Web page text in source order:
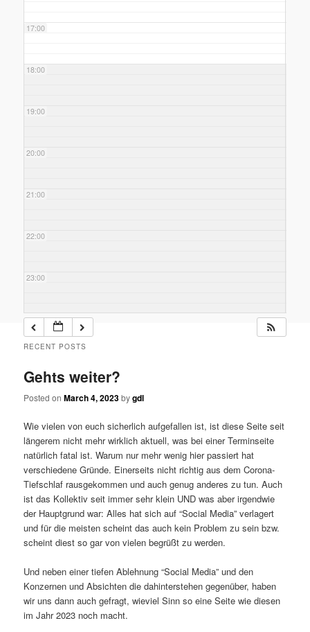
17:00
18:00
19:00
20:00
21:00
22:00
23:00
RECENT POSTS
Gehts weiter?
Posted onMarch 4, 2023bygdl
Wie vielen von euch sicherlich aufgefallen ist, ist diese Seite seit
längerem nicht mehr wirklich aktuell, was bei einer Terminseite
natürlich fatal ist. Warum nur mehr wenig hier passiert hat
verschiedene Gründe. Einerseits nicht richtig aus dem Corona-
Tiefschlaf rausgekommen und auch genug anderes zu tun. Auch
ist das Kollektiv seit immer sehr klein UND was aber irgendwie
der Hauptgrund war: Alles hat sich auf “Social Media” verlagert
und für die meisten scheint das auch kein Problem zu sein bzw.
scheint diest so gar von vielen begrüßt zu werden.
Und neben einer tiefen Ablehnung “Social Media” und den
Konzernen und Absichten die dahinterstehen gegenüber, haben
wir uns dann auch gefragt, wieviel Sinn so eine Seite wie diesen
im Jahr 2023 noch macht.